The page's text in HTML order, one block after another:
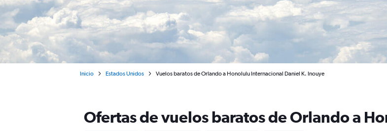
Inicio Estados Unidos Vuelos baratos de Orlando a Honolulu Internacional Daniel K. Inouye
Ofertas de vuelos baratos de Orlando a